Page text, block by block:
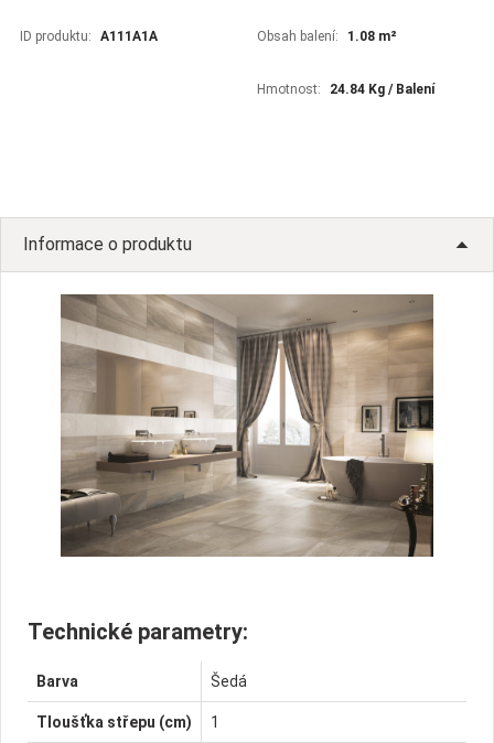
ID produktu: A111A1A Obsah balení: 1.08 m²
Hmotnost: 24.84 Kg / Balení
Informace o produktu
Technické parametry:
Barva Šedá
Tloušťka střepu (cm) 1